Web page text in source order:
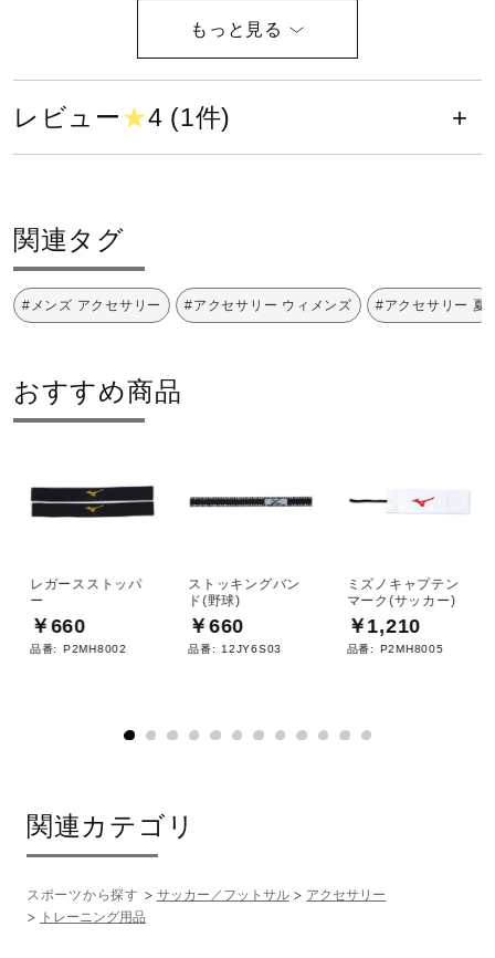
サポーター
ジュニア／キッズ
メディカル
コラボ／ライセンス
セール
サポート
直営店一覧
取扱店一覧
発売シーズン
レビュー★4 (1件)
関連タグ
#メンズ アクセサリー #アクセサリー ウィメンズ #アクセサリー 夏
おすすめ商品
レガースストッパ
ー
￥660
品番: P2MH8002
ストッキングバン
ド(野球)
￥660
品番: 12JY6S03
ミズノキャプテン
マーク(サッカー)
￥1,210
品番: P2MH8005
関連カテゴリ
スポーツから探す サッカー／フットサル
アクセサリー
トレーニング用品